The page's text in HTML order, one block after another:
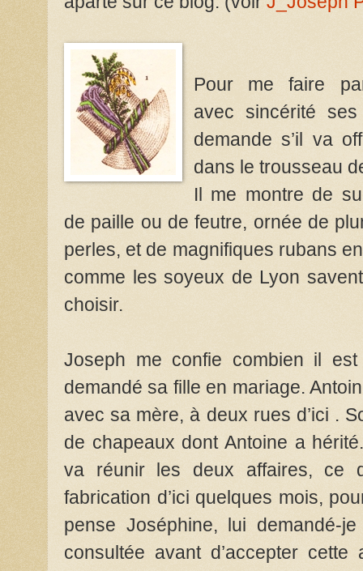
Pour me faire
avec sincérité
demande s’il va
dans le trousseau
Il me montre de
de paille ou de feutre, ornée de
perles, et de magnifiques rubans
comme les soyeux de Lyon
choisir.
Joseph me confie combien il est
demandé sa fille en mariage.
avec sa mère, à deux rues d’ici .
de chapeaux dont Antoine a
va réunir les deux affaires, ce
fabrication d’ici quelques mois,
pense Joséphine, lui
consultée avant d’accepter